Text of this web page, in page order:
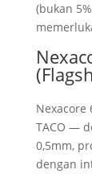
(bukan
Nexacore
TACO —
0,5mm,
dengan